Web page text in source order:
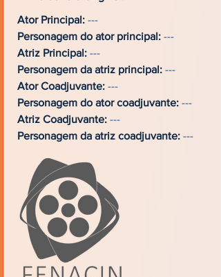
Ator Principal: ---
Personagem do ator principal: ---
Atriz Principal: ---
Personagem da atriz principal: ---
Ator Coadjuvante: ---
Personagem do ator coadjuvante: ---
Atriz Coadjuvante: ---
Personagem da atriz coadjuvante: ---